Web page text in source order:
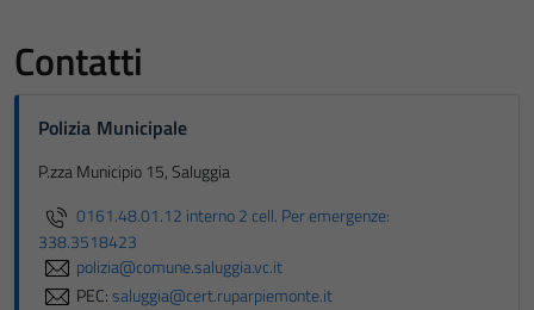
Contatti
Polizia Municipale
P.zza Municipio 15, Saluggia
0161.48.01.12 interno 2 cell. Per emergenze:
338.3518423
polizia@comune.saluggia.vc.it
PEC:saluggia@cert.ruparpiemonte.it